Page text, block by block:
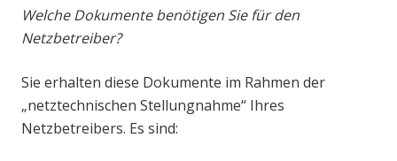
Welche Dokumente benötigen Sie für den
Netzbetreiber?
Sie erhalten diese Dokumente im Rahmen der
„netztechnischen Stellungnahme“ Ihres
Netzbetreibers. Es sind: